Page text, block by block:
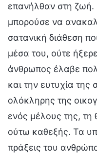
επανήλθαν στη
μπορούσε να
σατανική διάθεση
μέσα του, ούτε
άνθρωπος έλαβε
και την ευτυχία της
ολόκληρης της
ενός μέλους της, τη
ούτω καθεξής. Τα
πράξεις του